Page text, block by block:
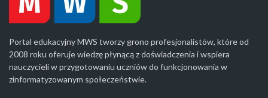
Portal edukacyjny MWS tworzy grono profesjonalistów, które od
2008 roku oferuje wiedzę płynącą z doświadczenia i wspiera
nauczycieli w przygotowaniu uczniów do funkcjonowania w
zinformatyzowanym społeczeństwie.